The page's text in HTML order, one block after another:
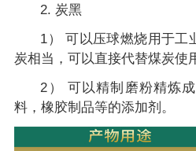
2. 炭黑
1） 可以压球燃烧用于工
炭相当，可以直接代替煤炭使
2） 可以精制磨粉精炼
料，橡胶制品等的添加剂。